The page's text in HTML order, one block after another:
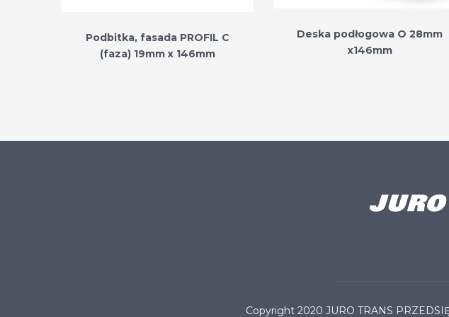
Podbitka, fasada PROFIL C
(faza) 19mm x 146mm
Deska podłogowa O 28mm
x146mm
Copyright 2020 JURO TRANS